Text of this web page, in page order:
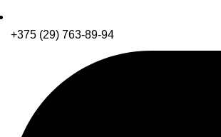
+375 (29) 763-89-94